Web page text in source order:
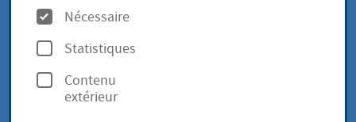
O
p
t
i
Nécessaire
Statistiques
Contenu
extérieur